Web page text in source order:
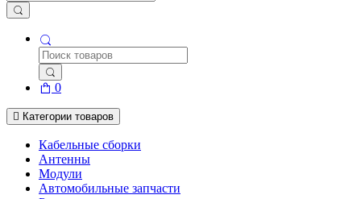
0
Категории товаров
Кабельные сборки
Антенны
Модули
Автомобильные запчасти